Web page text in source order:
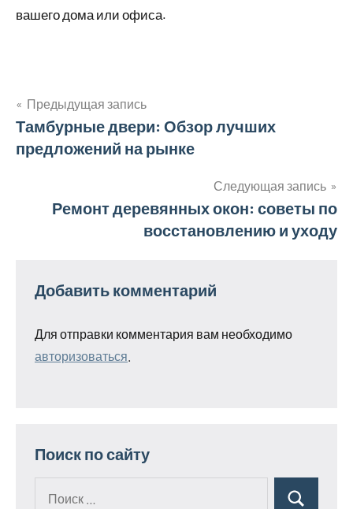
вашего дома или офиса.
Навигация
по
Предыдущая запись
Тамбурные двери: Обзор лучших
предложений на рынке
Следующая запись
Ремонт деревянных окон: советы по
восстановлению и уходу
Добавить комментарий
Для отправки комментария вам необходимо
авторизоваться
Поиск по сайту